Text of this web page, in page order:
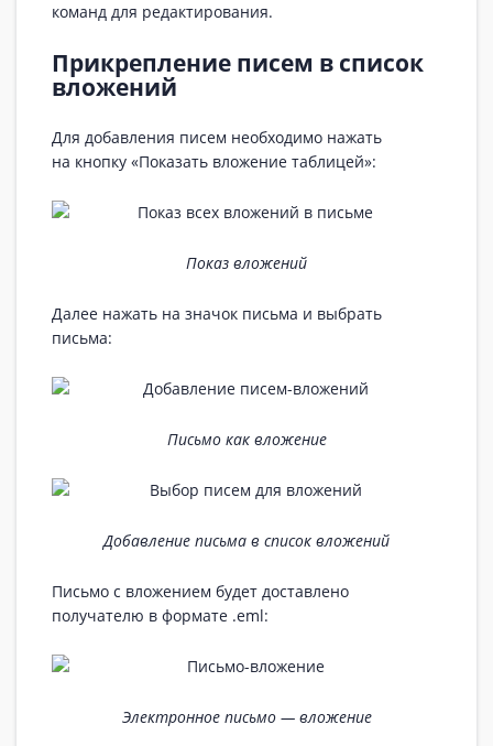
команд для редактирования.
Прикрепление писем в список
вложений
Для добавления писем необходимо нажать
на кнопку «Показать вложение таблицей»:
Показ вложений
Далее нажать на значок письма и выбрать
письма:
Письмо как вложение
Добавление письма в список вложений
Письмо с вложением будет доставлено
получателю в формате .eml:
Электронное письмо — вложение